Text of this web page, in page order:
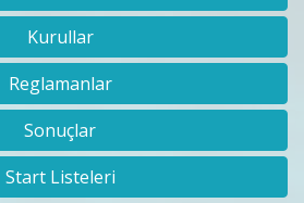
Kurullar
Reglamanlar
Sonuçlar
Start Listeleri